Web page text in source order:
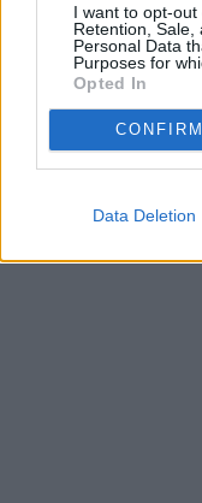
I want to opt-out
Retention, Sale,
Personal Data
Purposes for
Opted In
CONFIRM
Data Deletion